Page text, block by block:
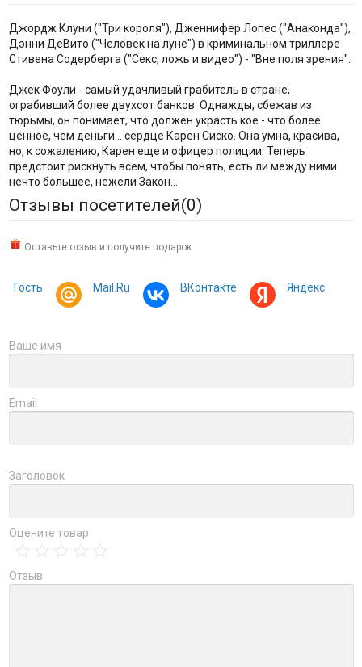
Джордж Клуни ("Три короля"), Дженнифер Лопес ("Анаконда"),
Дэнни ДеВито ("Человек на луне") в криминальном триллере
Стивена Содерберга ("Секс, ложь и видео") - "Вне поля зрения".
Джек Фоули - самый удачливый грабитель в стране,
ограбивший более двухсот банков. Однажды, сбежав из
тюрьмы, он понимает, что должен украсть кое - что более
ценное, чем деньги... сердце Карен Сиско. Она умна, красива,
но, к сожалению, Карен еще и офицер полиции. Теперь
предстоит рискнуть всем, чтобы понять, есть ли между ними
нечто большее, нежели Закон...
Отзывы посетителей(0)
Оставьте отзыв и получите подарок:
Гость Mail.Ru ВКонтакте Яндекс
Ваше имя
Email
Заголовок
Оцените товар
Отзыв